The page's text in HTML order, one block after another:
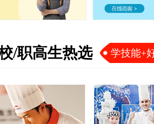
/职高生热选 学技能+